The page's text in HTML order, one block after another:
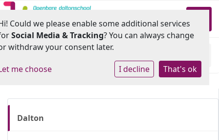
Dalton
Could we please enable some additional services
Social Media & Tracking? You can always change
withdraw your consent later.
me choose I decline That's ok